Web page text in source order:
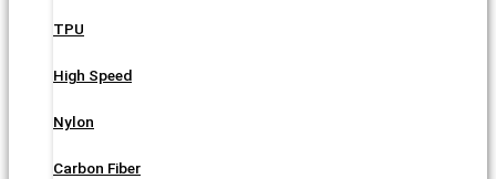
TPU
High Speed
Nylon
Carbon Fiber